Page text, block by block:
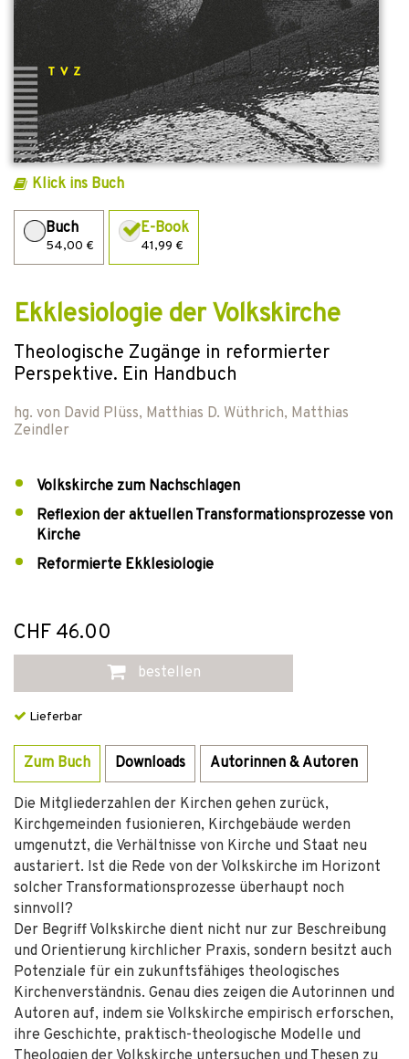
Klick ins Buch
Buch
54,00 €
E-Book
41,99 €
Ekklesiologie der Volkskirche
Theologische Zugänge in reformierter
Perspektive. Ein Handbuch
hg. von David Plüss, Matthias D. Wüthrich, Matthias
Zeindler
Volkskirche zum Nachschlagen
Reflexion der aktuellen Transformationsprozesse von
Kirche
Reformierte Ekklesiologie
CHF 46.00
bestellen
Lieferbar
Zum Buch Downloads Autorinnen & Autoren
Die Mitgliederzahlen der Kirchen gehen zurück,
Kirchgemeinden fusionieren, Kirchgebäude werden
umgenutzt, die Verhältnisse von Kirche und Staat neu
austariert. Ist die Rede von der Volkskirche im Horizont
solcher Transformationsprozesse überhaupt noch
sinnvoll?
Der Begriff Volkskirche dient nicht nur zur Beschreibung
und Orientierung kirchlicher Praxis, sondern besitzt auch
Potenziale für ein zukunftsfähiges theologisches
Kirchenverständnis. Genau dies zeigen die Autorinnen und
Autoren auf, indem sie Volkskirche empirisch erforschen,
ihre Geschichte, praktisch-theologische Modelle und